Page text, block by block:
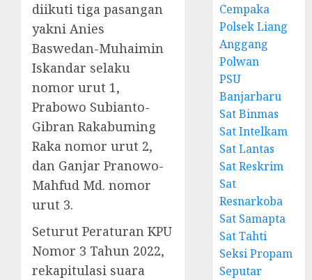
diikuti tiga pasangan
yakni Anies
Baswedan-Muhaimin
Iskandar selaku
nomor urut 1,
Prabowo Subianto-
Gibran Rakabuming
Raka nomor urut 2,
dan Ganjar Pranowo-
Mahfud Md. nomor
urut 3.
Seturut Peraturan KPU
Nomor 3 Tahun 2022,
rekapitulasi suara
Cempaka
Polsek Liang
Anggang
Polwan
PSU
Banjarbaru
Sat Binmas
Sat Intelkam
Sat Lantas
Sat Reskrim
Sat
Resnarkoba
Sat Samapta
Sat Tahti
Seksi Propam
Seputar